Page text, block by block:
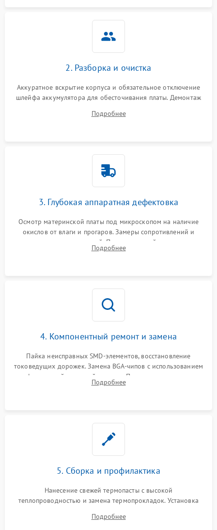
2000 ₽
Проблемы Wi‑Fi или
2500 ₽
2. Разборка и очистка
Аккуратное вскрытие корпуса и обязательное отключение
шлейфа аккумулятора для обесточивания платы. Демонтаж
высохшей термопасты с кристаллов чипов.
Подробнее
3. Глубокая аппаратная дефектовка
Осмотр материнской платы под микроскопом на наличие
окислов от влаги и прогаров. Замеры сопротивлений и
дежурных напряжений. Проверка цепей питания,
мультиконтроллера, процессора и видеочипа.
Подробнее
4. Компонентный ремонт и замена
Пайка неисправных SMD-элементов, восстановление
токоведущих дорожек. Замена BGA-чипов с использованием
инфракрасной паяльной станции. Прошивка микросхемы
BIOS или замена поврежденных портов USB
Подробнее
5. Сборка и профилактика
Нанесение свежей термопасты с высокой
теплопроводностью и замена термопрокладок. Установка
шлейфов, модулей памяти и накопителей. Предварительная
Подробнее